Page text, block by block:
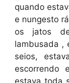
quando
e nungesto
os jatos
lambusada ,
seios,
escorrendo
estava toda